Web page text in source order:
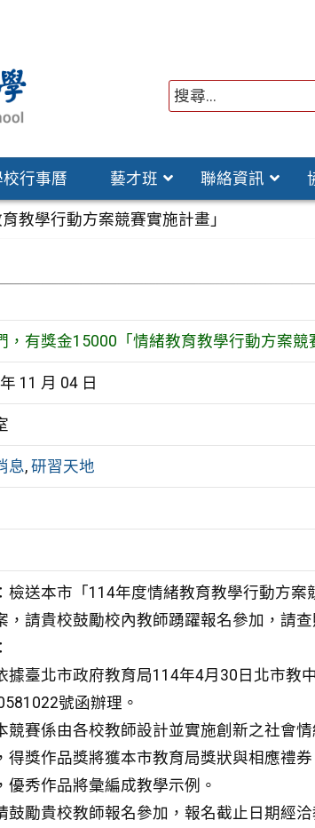
校行事曆 藝才班 聯絡資訊
教學行動方案競賽實施計畫」
，有獎金15000「情緒教育教學行動方案競
11 月 04 日
息, 研習天地
檢送本市「114年度情緒教育教學行動方案
，請貴校鼓勵校內教師踴躍報名參加，請查
據臺北市政府教育局114年4月30日北市教
號函辦理。
競賽係由各校教師設計並實施創新之社會
得獎作品獎將獲本市教育局獎狀與相應禮券
優秀作品將彙編成教學示例。
鼓勵貴校教師報名參加，報名截止日期經